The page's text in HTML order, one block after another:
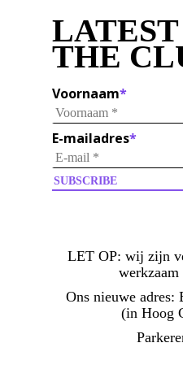
THE
Voornaam*
E-mailadres*
LET OP: wij zijn
Ons nieuwe adres:
(in Hoog